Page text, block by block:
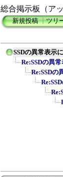
総合掲示板（ア
新規投稿┃ツリ
SSDの異常表示
Re:SSDの異
Re:SSDの